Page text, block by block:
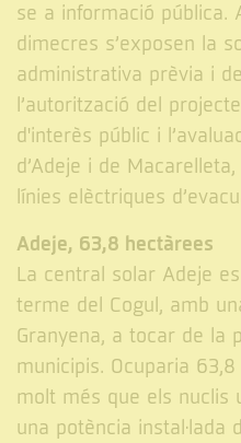
se a informació pública.
dimecres s’exposen la
administrativa prèvia i
l’autorització del
d'interès públic i
d’Adeje i de
línies elèctriques
Adeje, 63,8 hectàrees
La central solar Adeje
terme del Cogul, amb
Granyena, a tocar de la
municipis. Ocuparia
molt més que els nuclis
una potència instal·lada